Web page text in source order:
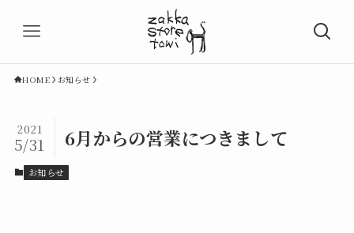
HOME お知らせ
6月からの営業につきまして
2021
5/31
お知らせ